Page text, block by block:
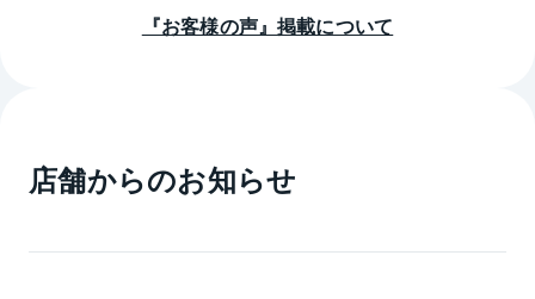
『お客様の声』掲載について
店舗からのお知らせ